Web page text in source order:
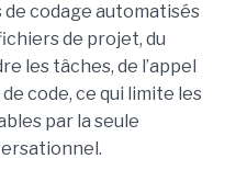
codage automatisés
de projet, du
les tâches, de l’appel
code, ce qui limite les
par la seule